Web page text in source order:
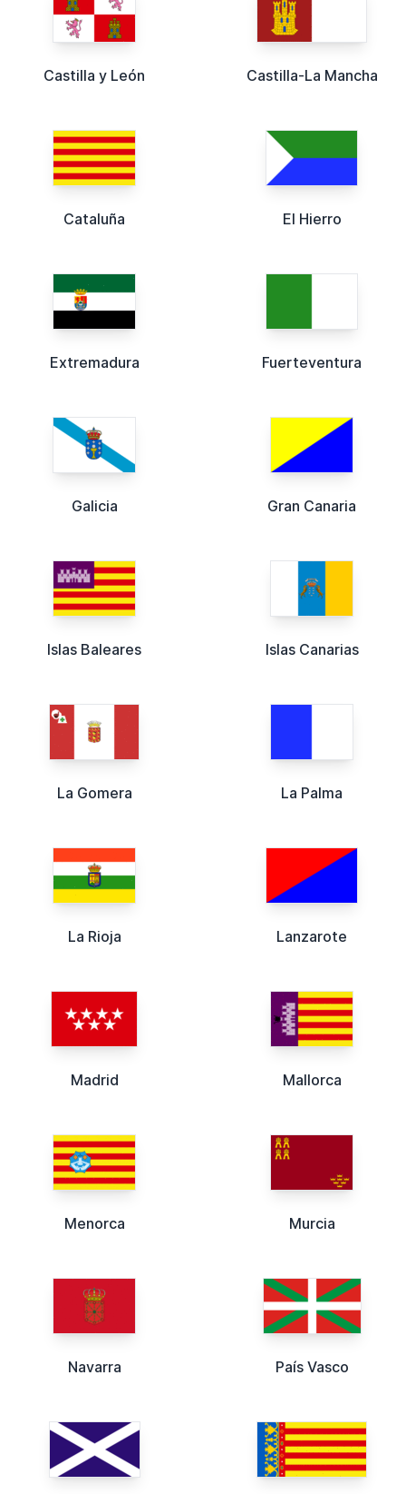
Castilla y León Castilla-La Mancha
Cataluña El Hierro
Extremadura Fuerteventura
Galicia Gran Canaria
Islas Baleares Islas Canarias
La Gomera La Palma
La Rioja Lanzarote
Madrid Mallorca
Menorca Murcia
Navarra País Vasco